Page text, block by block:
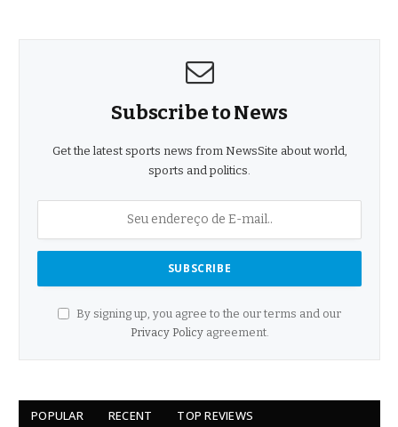
Subscribe to News
Get the latest sports news from NewsSite about world,
sports and politics.
By signing up, you agree to the our terms and our
Privacy Policyagreement.
POPULAR RECENT TOP REVIEWS